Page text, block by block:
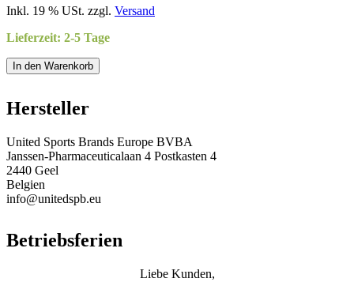
Inkl. 19 % USt. zzgl. Versand
Lieferzeit: 2-5 Tage
In den Warenkorb
Hersteller
United Sports Brands Europe BVBA
Janssen-Pharmaceuticalaan 4 Postkasten 4
2440 Geel
Belgien
info@unitedspb.eu
Betriebsferien
Liebe Kunden,